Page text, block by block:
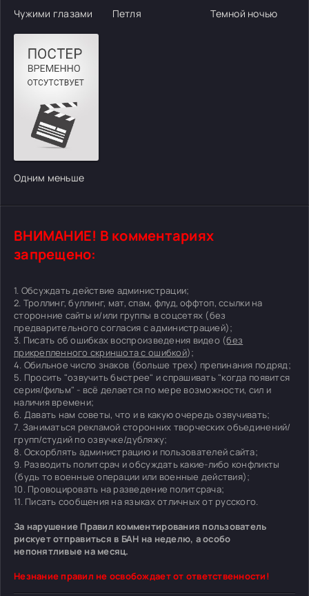
Чужими глазами Петля Темной ночью
Одним меньше
ВНИМАНИЕ! В комментариях
запрещено:
1. Обсуждать действие администрации;
2. Троллинг, буллинг, мат, спам, флуд, оффтоп, ссылки на
сторонние сайты и/или группы в соцсетях (без
предварительного согласия с администрацией);
3. Писать об ошибках воспроизведения видео (без
прикрепленного скриншота с ошибкой);
4. Обильное число знаков (больше трех) препинания подряд;
5. Просить "озвучить быстрее" и спрашивать "когда появится
серия/фильм" - всё делается по мере возможности, сил и
наличия времени;
6. Давать нам советы, что и в какую очередь озвучивать;
7. Заниматься рекламой сторонних творческих объединений/
групп/студий по озвучке/дубляжу;
8. Оскорблять администрацию и пользователей сайта;
9. Разводить политсрач и обсуждать какие-либо конфликты
(будь то военные операции или военные действия);
10. Провоцировать на разведение политсрача;
11. Писать сообщения на языках отличных от русского.
За нарушение Правил комментирования пользователь
рискует отправиться в БАН на неделю, а особо
непонятливые на месяц.
Незнание правил не освобождает от ответственности!